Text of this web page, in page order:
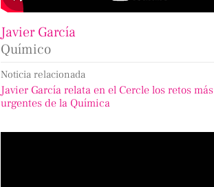
Javier García
Químico
Noticia relacionada
Javier García relata en el Cercle los retos más
urgentes de la Química